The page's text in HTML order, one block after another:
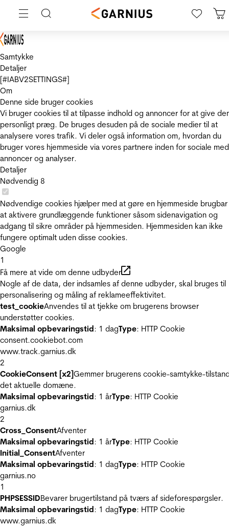
Samtykke
Detaljer
[#IABV2SETTINGS#]
Om
Denne side bruger cookies
Vi bruger cookies til at tilpasse indhold og annoncer for at give
personligt præg. De bruges desuden på de sociale medier til at
analysere vores trafik. Vi deler også information om, hvordan du
bruger vores hjemmeside via vores partnere inden for sociale
annoncer og analyser.
Detaljer
Nødvendig 8
Nødvendige cookies hjælper med at gøre en hjemmeside
at aktivere grundlæggende funktioner såsom sidenavigation og
adgang til sikre områder på hjemmesiden. Hjemmesiden kan ikke
fungere optimalt uden disse cookies.
Google
1
Få mere at vide om denne udbyder
Nogle af de data, der indsamles af denne udbyder, skal bruges til
personalisering og måling af reklameeffektivitet.
test_cookieAnvendes til at tjekke om brugerens browser
understøtter cookies.
Maksimal opbevaringstid: 1 dagType: HTTP Cookie
consent.cookiebot.com
www.track.garnius.dk
2
CookieConsent [x2]Gemmer brugerens cookie-samtykke-
det aktuelle domæne.
Maksimal opbevaringstid: 1 årType: HTTP Cookie
garnius.dk
2
Cross_ConsentAfventer
Maksimal opbevaringstid: 1 årType: HTTP Cookie
Initial_ConsentAfventer
Maksimal opbevaringstid: 1 dagType: HTTP Cookie
garnius.no
1
PHPSESSIDBevarer brugertilstand på tværs af sideforespørgsler.
Maksimal opbevaringstid: 1 dagType: HTTP Cookie
www.garnius.dk